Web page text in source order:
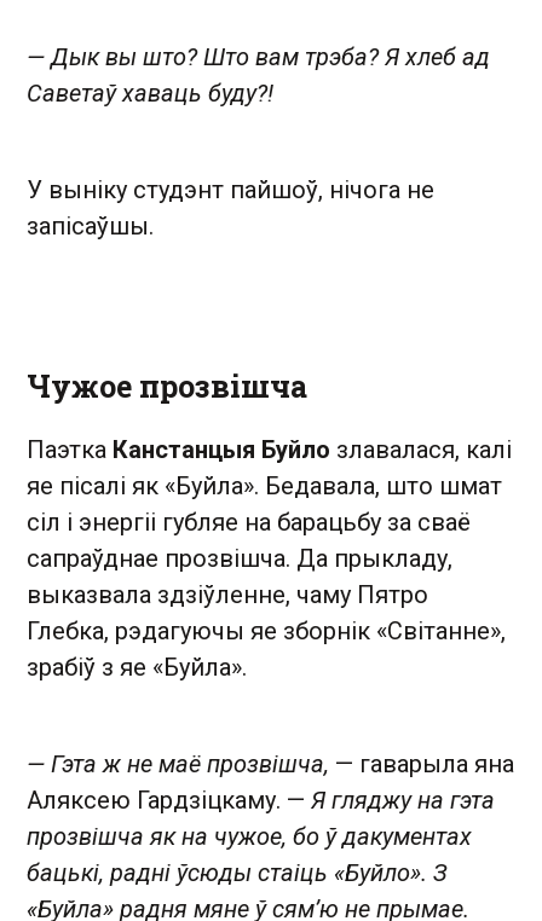
— Дык вы што? Што вам трэба? Я хлеб ад
Саветаў хаваць буду?!
У выніку студэнт пайшоў, нічога не
запісаўшы.
Чужое прозвішча
Паэтка Канстанцыя Буйло злавалася, калі
яе пісалі як «Буйла». Бедавала, што шмат
сіл і энергіі губляе на барацьбу за сваё
сапраўднае прозвішча. Да прыкладу,
выказвала здзіўленне, чаму Пятро
Глебка, рэдагуючы яе зборнік «Світанне»,
зрабіў з яе «Буйла».
— Гэта ж не маё прозвішча, — гаварыла яна
Аляксею Гардзіцкаму. — Я гляджу на гэта
прозвішча як на чужое, бо ў дакументах
бацькі, радні ўсюды стаіць «Буйло». З
«Буйла» радня мяне ў сям’ю не прымае.